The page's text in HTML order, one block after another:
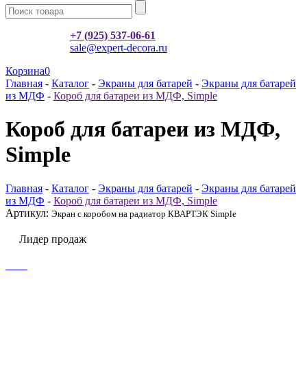
+7 (925) 537-06-61
sale@expert-decora.ru
Корзина0
Главная - Каталог - Экраны для батарей - Экраны для батарей
из МДФ - Короб для батареи из МДФ, Simple
Короб для батареи из МДФ,
Simple
Главная - Каталог - Экраны для батарей - Экраны для батарей
из МДФ - Короб для батареи из МДФ, Simple
Артикул: Экран с коробом на радиатор КВАРТЭК Simple
Лидер продаж